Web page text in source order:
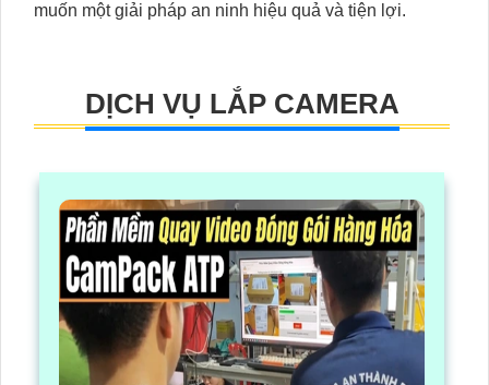
muốn một giải pháp an ninh hiệu quả và tiện lợi.
DỊCH VỤ LẮP CAMERA